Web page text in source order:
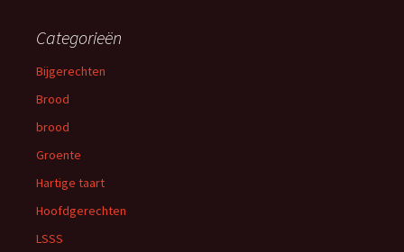
Categorieën
Bijgerechten
Brood
brood
Groente
Hartige taart
Hoofdgerechten
LSSS